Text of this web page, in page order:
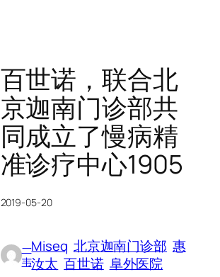
百世诺，联合北
京迦南门诊部共
同成立了慢病精
准诊疗中心1905
2019-05-20
一
韦
Miseq 北京迦南门诊部 惠
汝太 百世诺 阜外医院